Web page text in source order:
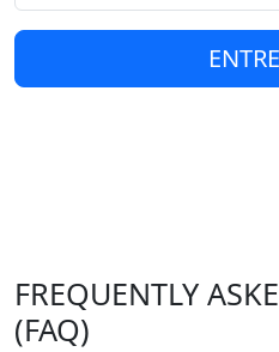
FREQUENTLY
(FAQ)